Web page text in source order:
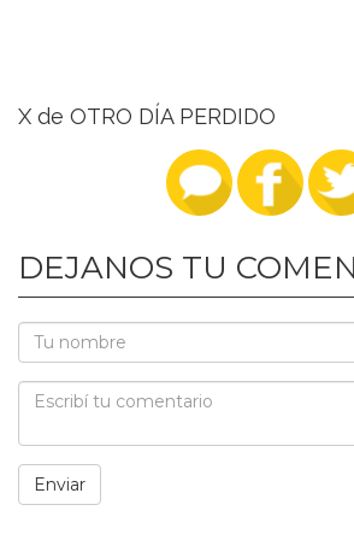
X de OTRO DÍA PERDIDO
DEJANOS TU